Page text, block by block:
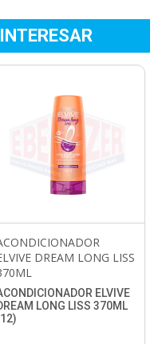
DREAM LONG LISS
ELVIVE
LONG LISS 370ML